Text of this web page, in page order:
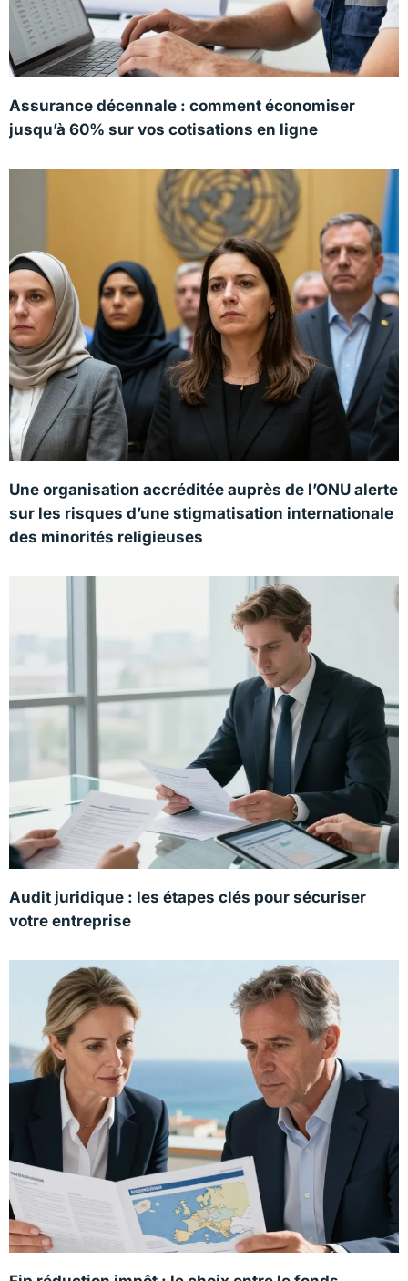
Assurance décennale : comment économiser
jusqu’à 60% sur vos cotisations en ligne
Une organisation accréditée auprès de l’ONU alerte
sur les risques d’une stigmatisation internationale
des minorités religieuses
Audit juridique : les étapes clés pour sécuriser
votre entreprise